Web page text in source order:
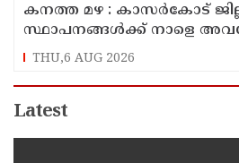
കനത്ത മഴ : കാസർകോട്
സ്ഥാപനങ്ങൾക്ക് നാളെ
THU,6 AUG 2026
Latest